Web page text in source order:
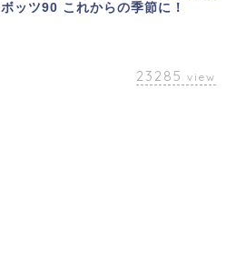
ボッツ90 これからの季節に！
23285 view